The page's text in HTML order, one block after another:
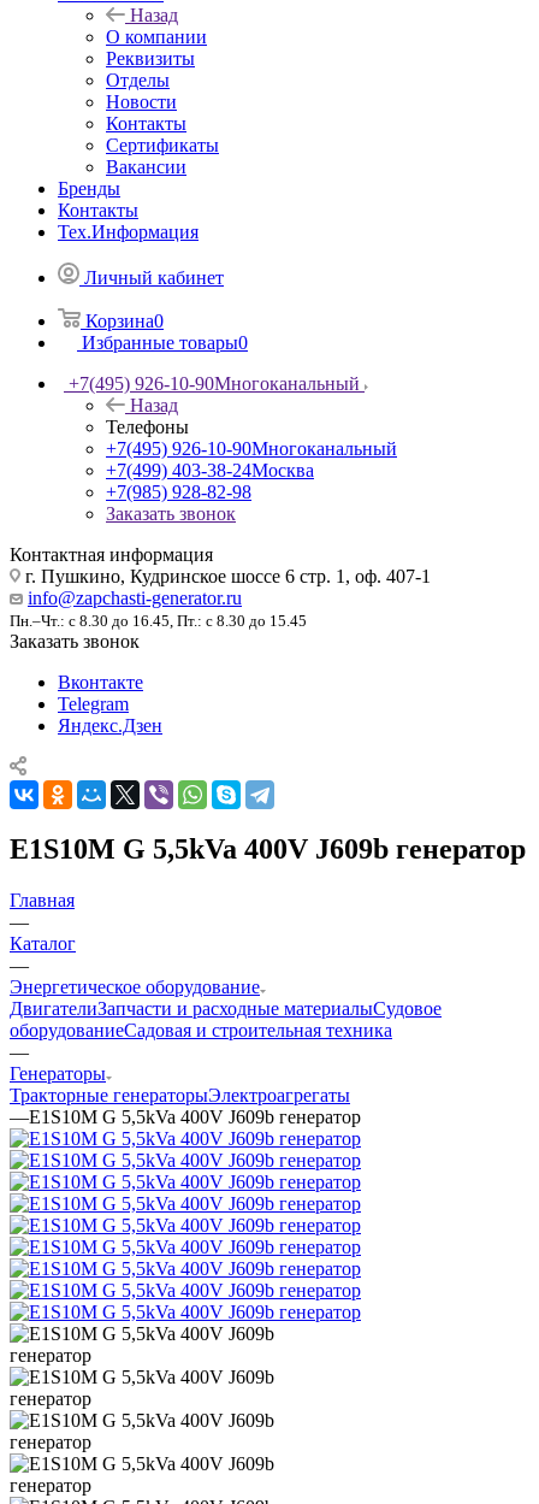
Назад
О компании
Реквизиты
Отделы
Новости
Контакты
Сертификаты
Вакансии
Бренды
Контакты
Тех.Информация
Личный кабинет
Корзина0
Избранные товары0
+7(495) 926-10-90Многоканальный
Назад
Телефоны
+7(495) 926-10-90Многоканальный
+7(499) 403-38-24Москва
+7(985) 928-82-98
Заказать звонок
Контактная информация
г. Пушкино, Кудринское шоссе 6 стр. 1, оф. 407-1
info@zapchasti-generator.ru
Пн.–Чт.: с 8.30 до 16.45, Пт.: с 8.30 до 15.45
Заказать звонок
Вконтакте
Telegram
Яндекс.Дзен
E1S10M G 5,5kVa 400V J609b генератор
Главная
—
Каталог
—
Энергетическое оборудование
ДвигателиЗапчасти и расходные материалыСудовое
оборудованиеСадовая и строительная техника
—
Генераторы
Тракторные генераторыЭлектроагрегаты
—E1S10M G 5,5kVa 400V J609b генератор